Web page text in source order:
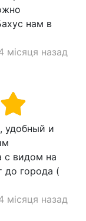
нам в
місяця назад
удобный и
с видом на
до города (
місяця назад